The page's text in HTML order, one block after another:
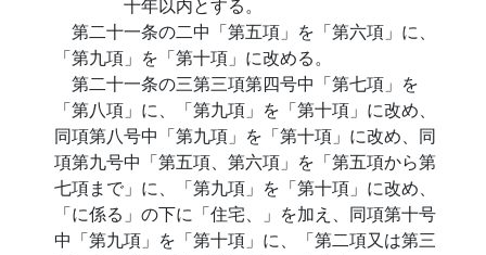
第二十一条の二中「第五項」を「第六項」に、
「第九項」を「第十項」に改める。
第二十一条の三第三項第四号中「第七項」を
「第八項」に、「第九項」を「第十項」に改め、
同項第八号中「第九項」を「第十項」に改め、同
項第九号中「第五項、第六項」を「第五項から第
七項まで」に、「第九項」を「第十項」に改め、
「に係る」の下に「住宅、」を加え、同項第十号
中「第九項」を「第十項」に、「第二項又は第三